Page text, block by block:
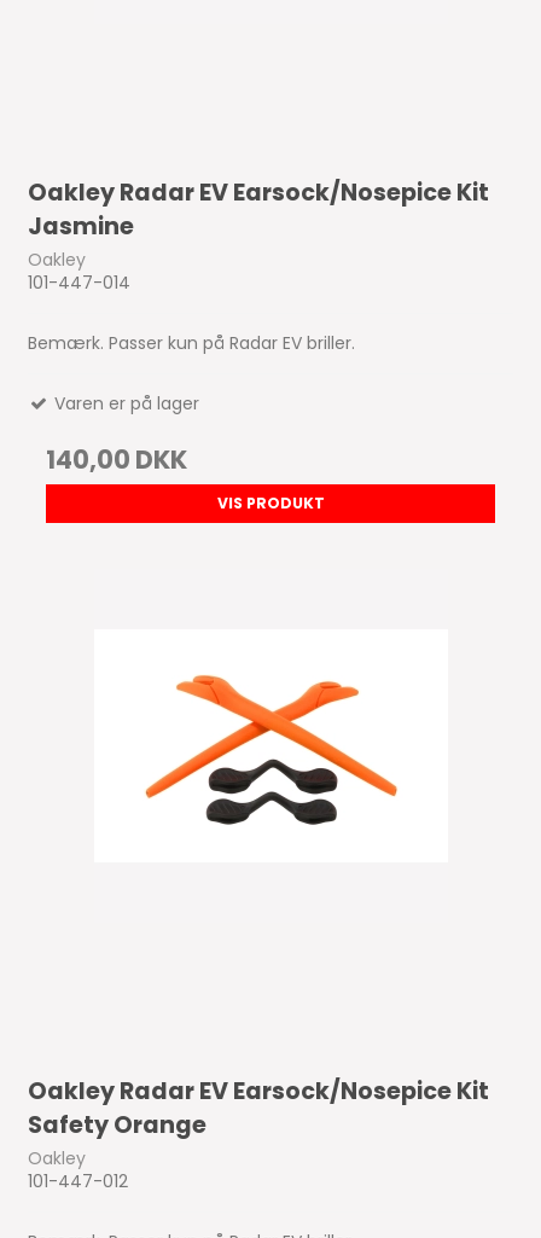
Oakley Radar EV Earsock/Nosepice Kit
Jasmine
Oakley
101-447-014
Bemærk. Passer kun på Radar EV briller.
Varen er på lager
140,00 DKK
VIS PRODUKT
Oakley Radar EV Earsock/Nosepice Kit
Safety Orange
Oakley
101-447-012